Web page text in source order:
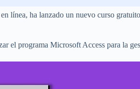
línea, ha lanzado un nuevo curso
el programa Microsoft Access para la